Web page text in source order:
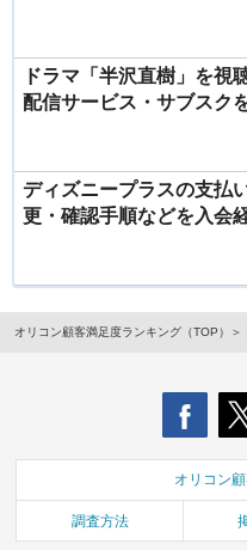
ドラマ「半沢直樹」を視
配信サービス・サブスク
ディズニープラスの支払
更・確認手順などを入会
オリコン顧客満足度ランキング（TOP）
オリコン
調査方法